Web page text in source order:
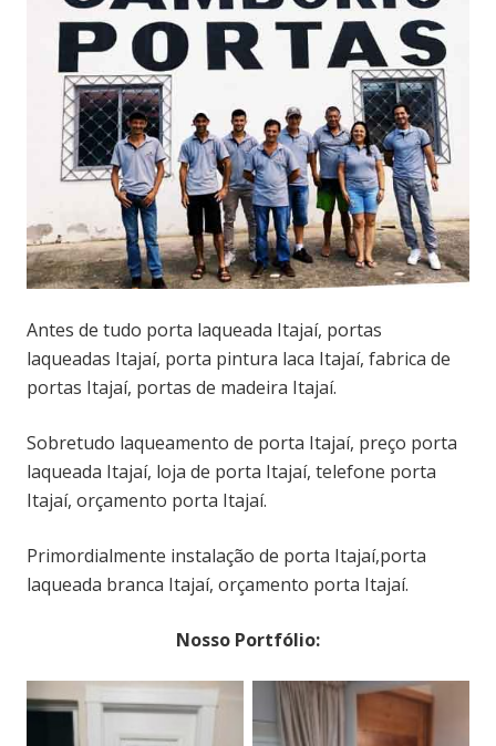
Antes de tudo porta laqueada Itajaí, portas
laqueadas Itajaí, porta pintura laca Itajaí, fabrica de
portas Itajaí, portas de madeira Itajaí.
Sobretudo laqueamento de porta Itajaí, preço porta
laqueada Itajaí, loja de porta Itajaí, telefone porta
Itajaí, orçamento porta Itajaí.
Primordialmente instalação de porta Itajaí,porta
laqueada branca Itajaí, orçamento porta Itajaí.
Nosso Portfólio: